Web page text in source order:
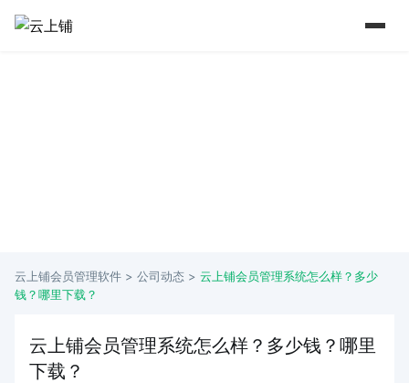
云上铺会员管理软件 > 公司动态 > 云上铺会员管理系统怎么样？多少
钱？哪里下载？
云上铺会员管理系统怎么样？多少钱？哪里
下载？